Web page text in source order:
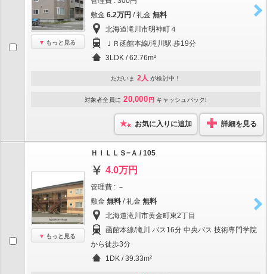
もっと見る
敷金 6.2万円 / 礼金 無料
北海道滝川市明神町４
ＪＲ函館本線/滝川駅 歩19分
3LDK / 62.76m²
ただいま 2人 が検討中！
対象者全員に 20,000 円 キャッシュバック!
お気に入りに追加 詳細を見る
もっと見る
ＨＩＬＬＳ−Ａ / 105
4.0万円
管理費 : －
敷金 無料 / 礼金 無料
北海道滝川市黄金町東2丁目
函館本線/滝川 バス16分 中央バス 技術専門学院
から徒歩3分
1DK / 39.33m²